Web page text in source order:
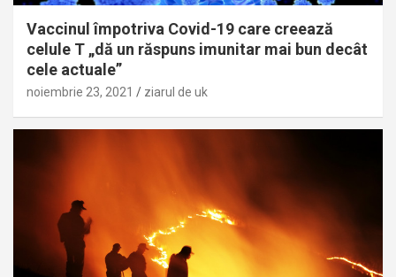
Vaccinul împotriva Covid-19 care creează
celule T „dă un răspuns imunitar mai bun decât
cele actuale”
noiembrie 23, 2021 ziarul de uk